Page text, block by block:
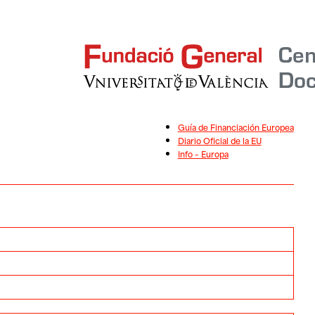
Guía de Financiación Europea
Diario Oficial de la EU
Info – Europa